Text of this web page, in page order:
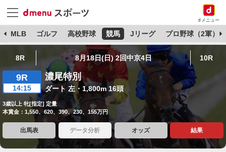
dメニュー
MLB ゴルフ 高校野球 競馬 Jリーグ プロ野球（2軍）
8R 8月18日(日) 2回中京4日 10R
9R
14:15
濃尾特別
ダート 左・1,800m 16頭
3歳以上 牝[指定] 定量
本賞金：1,550、620、390、230、155万円
出馬表 データ分析 オッズ 結果